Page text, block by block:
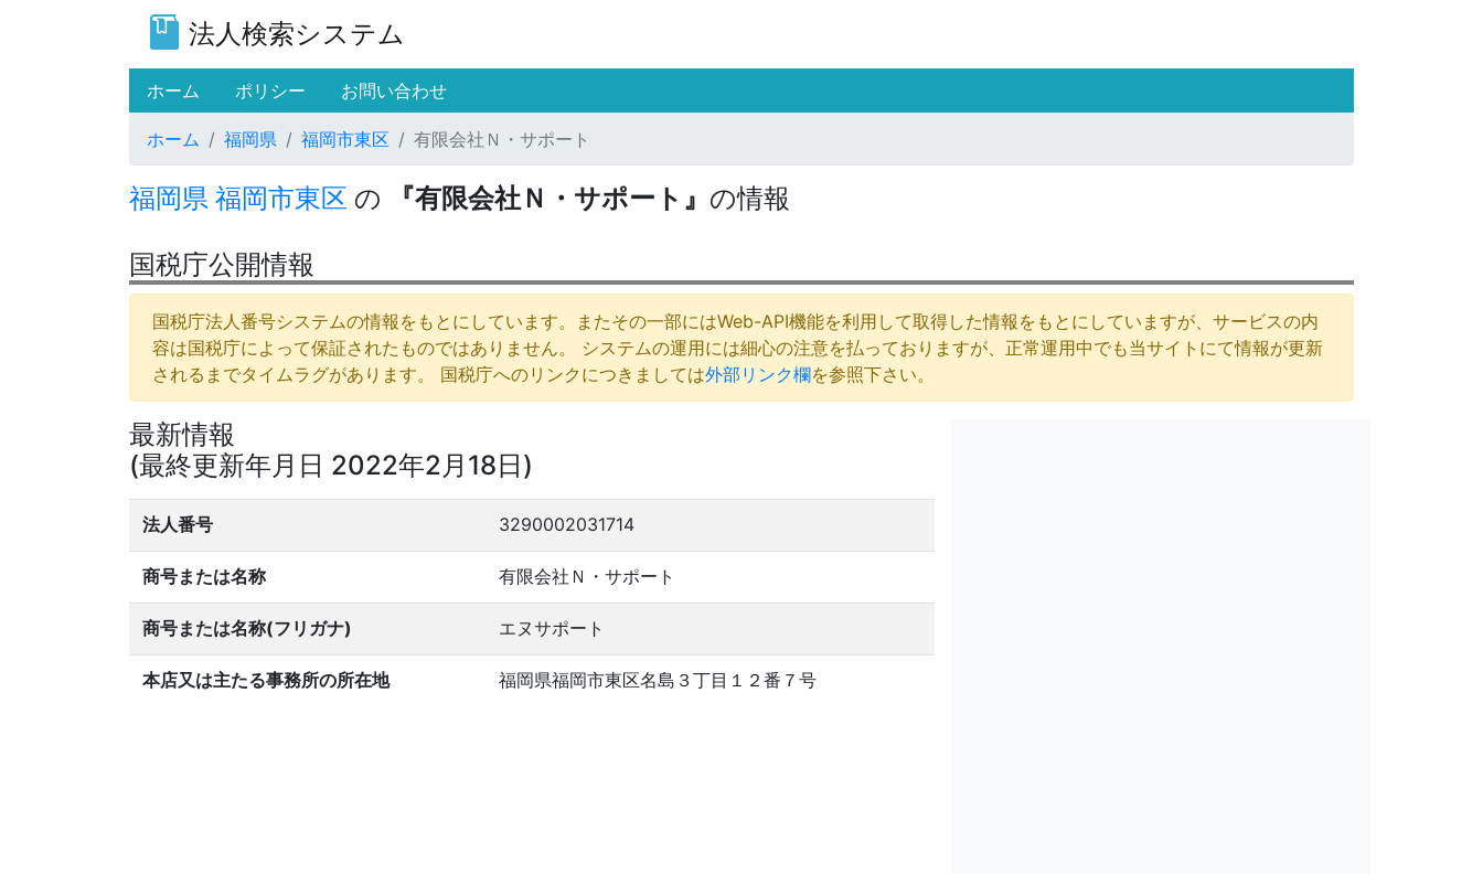
法人検索システム
ホーム (current)
ポリシー お問い合わせ
ホーム 福岡県 福岡市東区 有限会社Ｎ・サポート
福岡県 福岡市東区 の 『有限会社Ｎ・サポート』 の情報
国税庁公開情報
国税庁法人番号システムの情報をもとにしています。またその一部にはWeb-API機能を利用して取得した情報をもとにしていますが、サービスの内
容は国税庁によって保証されたものではありません。 システムの運用には細心の注意を払っておりますが、正常運用中でも当サイトにて情報が更新
されるまでタイムラグがあります。 国税庁へのリンクにつきましては外部リンク欄を参照下さい。
最新情報
(最終更新年月日 2022年2月18日)
法人番号 3290002031714
商号または名称 有限会社Ｎ・サポート
商号または名称(フリガナ) エヌサポート
本店又は主たる事務所の所在地 福岡県福岡市東区名島３丁目１２番７号